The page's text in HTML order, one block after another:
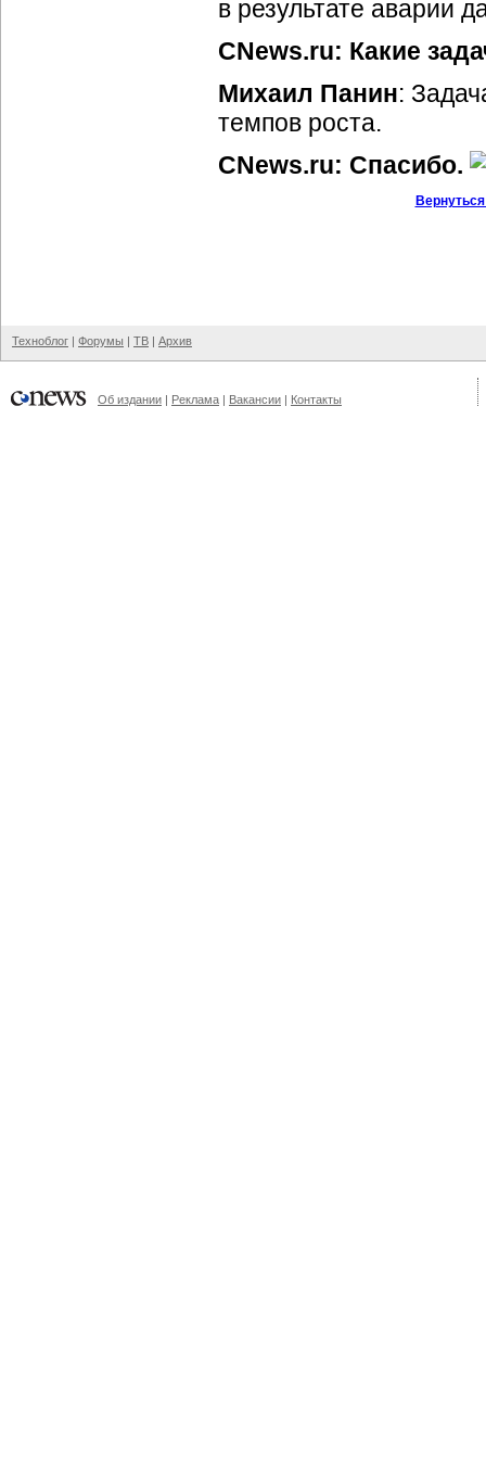
в результате аварии
CNews.ru: Какие
Михаил Панин:
темпов роста.
CNews.ru: Спасибо.
Техноблог | Форумы | ТВ | Архив
Об издании | Реклама | Вакансии | Контакты